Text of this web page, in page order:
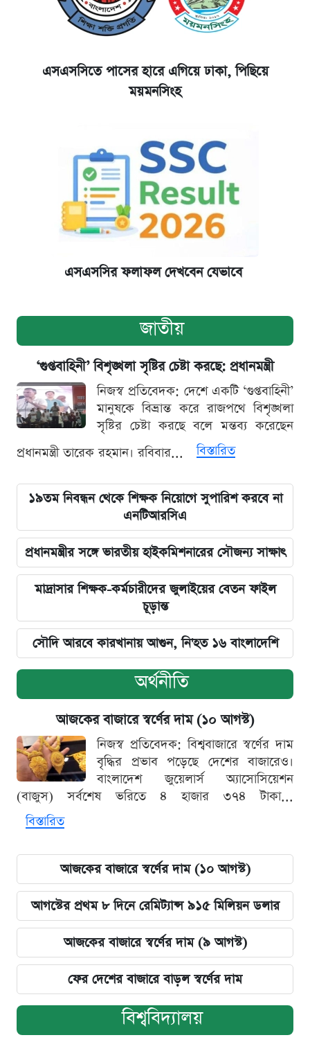
এসএসসিতে পাসের হারে এগিয়ে ঢাকা, পিছিয়ে
ময়মনসিংহ
এসএসসির ফলাফল দেখবেন যেভাবে
জাতীয়
‘গুপ্তবাহিনী’ বিশৃঙ্খলা সৃষ্টির চেষ্টা করছে: প্রধানমন্ত্রী
নিজস্ব প্রতিবেদক: দেশে একটি ‘গুপ্তবাহিনী’
মানুষকে বিভ্রান্ত করে রাজপথে বিশৃঙ্খলা
সৃষ্টির চেষ্টা করছে বলে মন্তব্য করেছেন
প্রধানমন্ত্রী তারেক রহমান। রবিবার...
বিস্তারিত
১৯তম নিবন্ধন থেকে শিক্ষক নিয়োগে সুপারিশ করবে না
এনটিআরসিএ
প্রধানমন্ত্রীর সঙ্গে ভারতীয় হাইকমিশনারের সৌজন্য সাক্ষাৎ
মাদ্রাসার শিক্ষক-কর্মচারীদের জুলাইয়ের বেতন ফাইল
চূড়ান্ত
সৌদি আরবে কারখানায় আগুন, নি'হত ১৬ বাংলাদেশি
অর্থনীতি
আজকের বাজারে স্বর্ণের দাম (১০ আগস্ট)
নিজস্ব প্রতিবেদক: বিশ্ববাজারে স্বর্ণের দাম
বৃদ্ধির প্রভাব পড়েছে দেশের বাজারেও।
বাংলাদেশ জুয়েলার্স অ্যাসোসিয়েশন
(বাজুস) সর্বশেষ ভরিতে ৪ হাজার ৩৭৪ টাকা...
বিস্তারিত
আজকের বাজারে স্বর্ণের দাম (১০ আগস্ট)
আগস্টের প্রথম ৮ দিনে রেমিট্যান্স ৯১৫ মিলিয়ন ডলার
আজকের বাজারে স্বর্ণের দাম (৯ আগস্ট)
ফের দেশের বাজারে বাড়ল স্বর্ণের দাম
বিশ্ববিদ্যালয়